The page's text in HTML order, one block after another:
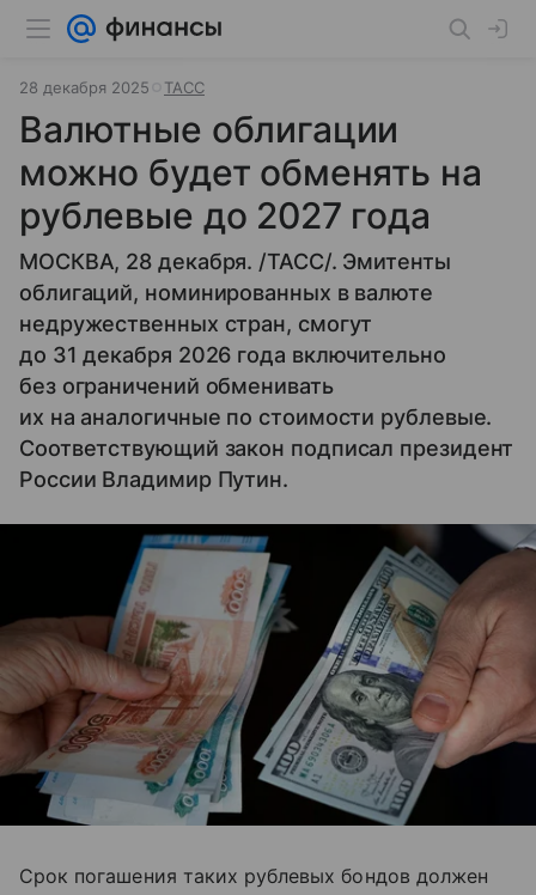
28 декабря 2025 ТАСС
Валютные облигации
можно будет обменять на
рублевые до 2027 года
МОСКВА, 28 декабря. /ТАСС/. Эмитенты
облигаций, номинированных в валюте
недружественных стран, смогут
до 31 декабря 2026 года включительно
без ограничений обменивать
их на аналогичные по стоимости рублевые.
Соответствующий закон подписал президент
России Владимир Путин.
Срок погашения таких рублевых бондов должен